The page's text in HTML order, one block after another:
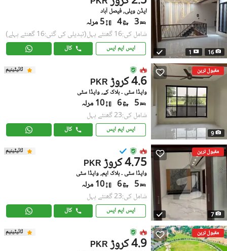
16
1
ایڈن ویلی, فیصل آباد
3
4 5 مرلہ
شامل کی:16 گھنٹے پہل (تبدیلی کی گئی:16 گھنٹے پہلے)
ایس ایم ایس کال
مقبول ترین
9
ٹائیٹینیم
PKR 4.6 کروڑ
واپڈا سٹی ۔ بلاک کے, واپڈا سٹی
5
6 10 مرلہ
شامل کی:23 گھنٹے پہل
ایس ایم ایس کال
مقبول ترین
7
ٹائیٹینیم
PKR 4.75 کروڑ
واپڈا سٹی ۔ بلاک ایم, واپڈا سٹی
5
6 10 مرلہ
شامل کی:23 گھنٹے پہل
ایس ایم ایس کال
مقبول ترین ٹائیٹینیم
PKR 4.9 کروڑ